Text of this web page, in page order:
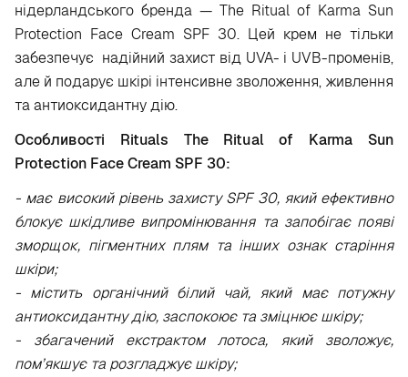
нідерландського бренда — The Ritual of Karma Sun
Protection Face Cream SPF 30. Цей крем не тільки
забезпечує надійний захист від UVA- і UVB-променів,
але й подарує шкірі інтенсивне зволоження, живлення
та антиоксидантну дію.
Особливості Rituals The Ritual of Karma Sun
Protection Face Cream SPF 30:
- має високий рівень захисту SPF 30, який ефективно
блокує шкідливе випромінювання та запобігає появі
зморщок, пігментних плям та інших ознак старіння
шкіри;
- містить органічний білий чай, який має потужну
антиоксидантну дію, заспокоює та зміцнює шкіру;
- збагачений екстрактом лотоса, який зволожує,
пом’якшує та розгладжує шкіру;